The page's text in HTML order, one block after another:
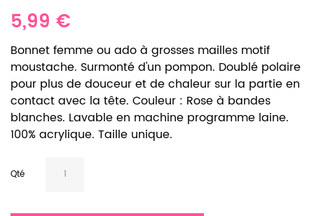
5,99 €
Bonnet femme ou ado à grosses mailles motif
moustache. Surmonté d'un pompon. Doublé polaire
pour plus de douceur et de chaleur sur la partie en
contact avec la tête. Couleur : Rose à bandes
blanches. Lavable en machine programme laine.
100% acrylique. Taille unique.
Qté